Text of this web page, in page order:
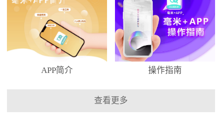
APP简介 操作指南
查看更多